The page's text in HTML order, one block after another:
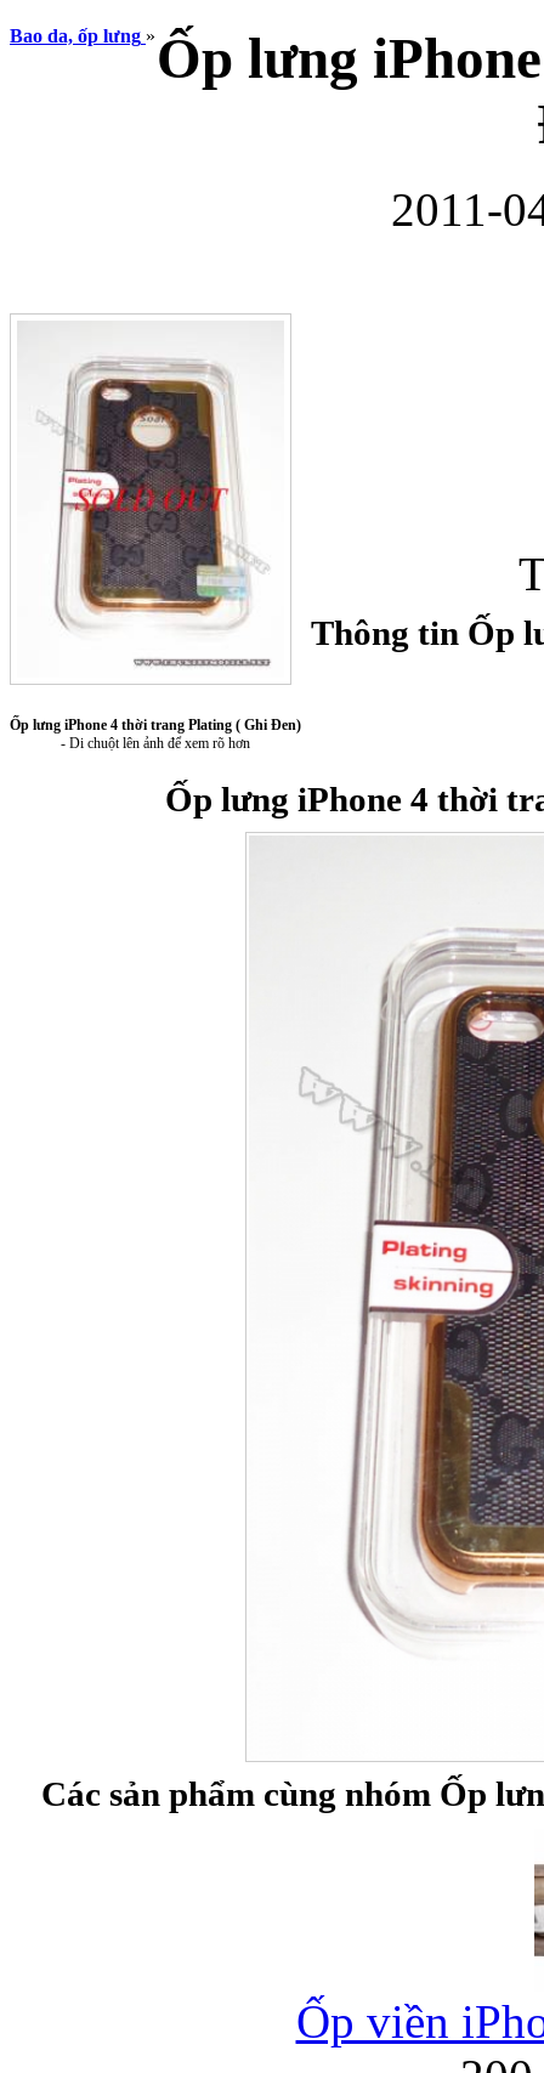
Bao da Samsung
Bao da samsung
Bao da Samsung
Ốp lưng iPhone
Bao da iPhone 5
Túi đựng iPad
Bao da, ốp lưng » Ốp lưng
2011-
Ốp lưng iPhone 4 thời trang Plating ( Ghi Đen)
- Di chuột lên ảnh để xem rõ hơn
Thông tin Ốp
Ốp lưng iPhone 4 thời
Các sản phẩm cùng nhóm Ốp
Ốp viền